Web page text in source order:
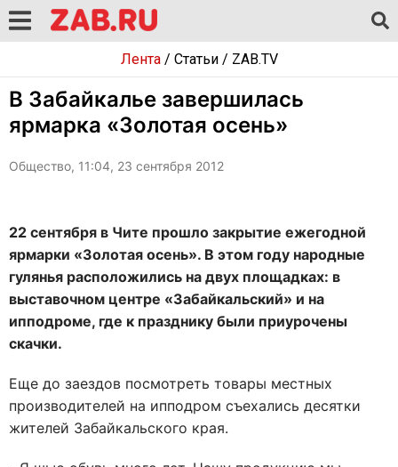
Лента/ Статьи/ ZAB.TV
В Забайкалье завершилась
ярмарка «Золотая осень»
Общество, 11:04, 23 сентября 2012
22 сентября в Чите прошло закрытие ежегодной
ярмарки «Золотая осень». В этом году народные
гулянья расположились на двух площадках: в
выставочном центре «Забайкальский» и на
ипподроме, где к празднику были приурочены
скачки.
Еще до заездов посмотреть товары местных
производителей на ипподром съехались десятки
жителей Забайкальского края.